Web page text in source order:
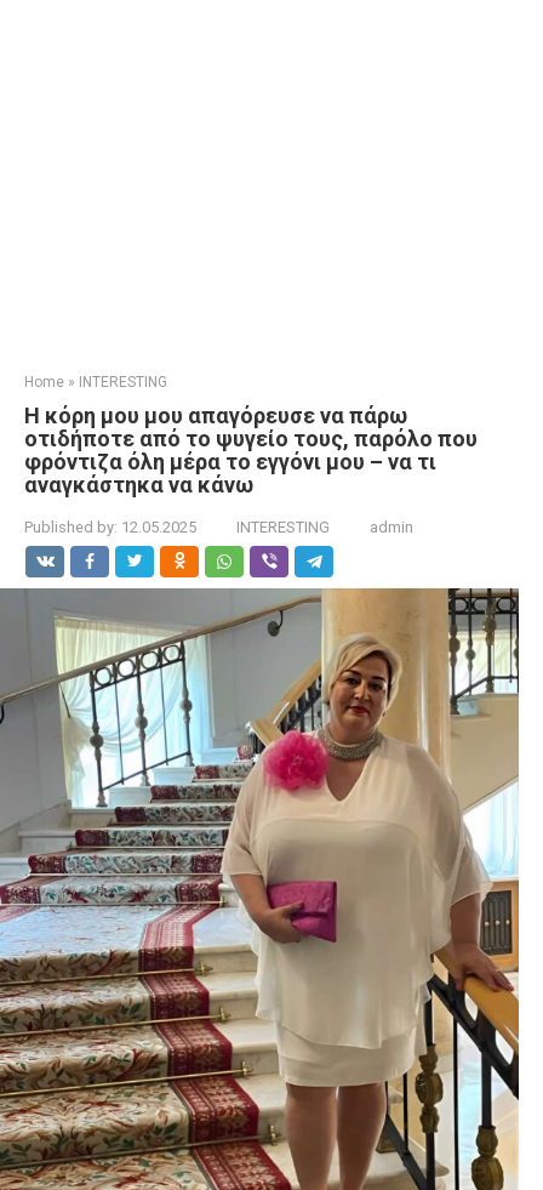
Home » INTERESTING
Η κόρη μου μου απαγόρευσε να πάρω
οτιδήποτε από το ψυγείο τους, παρόλο που
φρόντιζα όλη μέρα το εγγόνι μου – να τι
αναγκάστηκα να κάνω
Published by: 12.05.2025 INTERESTING admin